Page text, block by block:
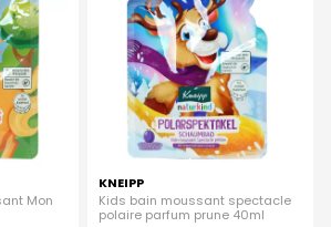
Mon
KNEIPP
Kids bain moussant spectacle
polaire parfum prune 40ml